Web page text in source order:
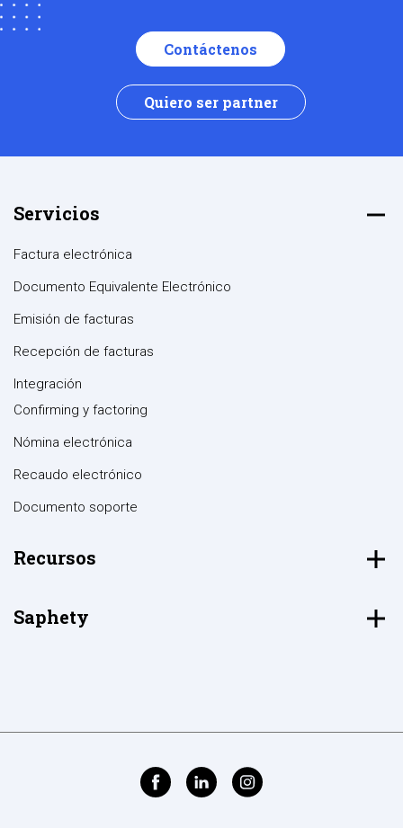
Contáctenos
Quiero ser partner
Servicios
Factura electrónica
Documento Equivalente Electrónico
Emisión de facturas
Recepción de facturas
Integración
Confirming y factoring
Nómina electrónica
Recaudo electrónico
Documento soporte
Recursos
Saphety